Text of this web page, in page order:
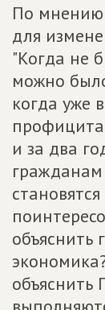
По мнению
для
"Когда не
можно
когда уже
и за два
гражданам
объяснить
объяснить